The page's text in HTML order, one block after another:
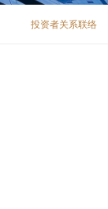
投资者关系联络